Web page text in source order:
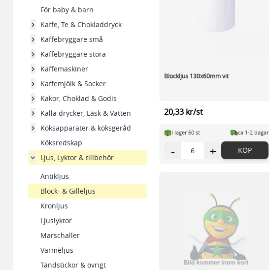
För baby & barn
Kaffe, Te & Chokladdryck
Kaffebryggare små
Kaffebryggare stora
Kaffemaskiner
Kaffemjölk & Socker
Kakor, Choklad & Godis
Kalla drycker, Läsk & Vatten
Köksapparater & köksgeråd
Köksredskap
Ljus, Lyktor & tillbehör
Antikljus
Block- & Gilleljus
Kronljus
Ljuslyktor
Marschaller
Värmeljus
Tändstickor & övrigt
Blockljus 130x60mm vit
20,33 kr/st
I lager 60 st ca 1-2 dagar
- + KÖP